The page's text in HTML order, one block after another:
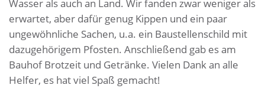
Wasser als auch an Land. Wir fanden zwar weniger als
erwartet, aber dafür genug Kippen und ein paar
ungewöhnliche Sachen, u.a. ein Baustellenschild mit
dazugehörigem Pfosten. Anschließend gab es am
Bauhof Brotzeit und Getränke. Vielen Dank an alle
Helfer, es hat viel Spaß gemacht!